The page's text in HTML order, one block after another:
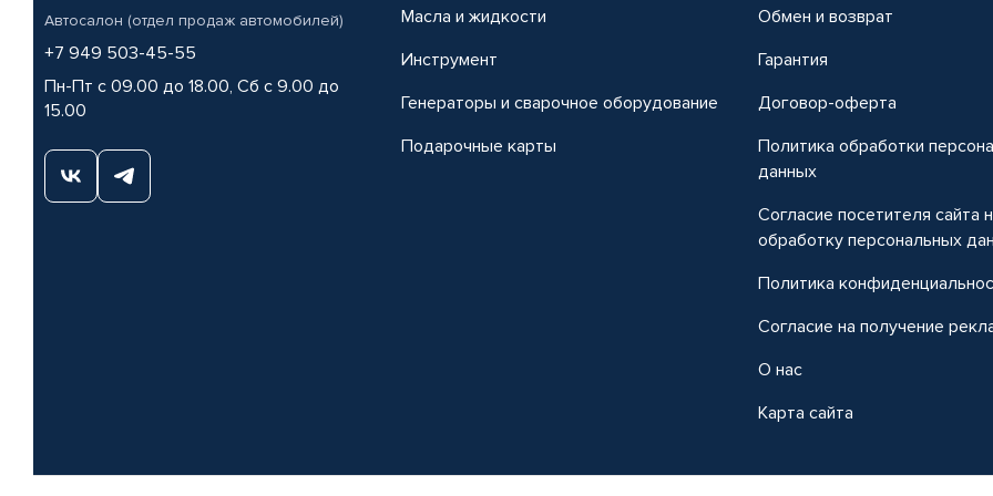
Автосалон (отдел продаж автомобилей)
+7 949 503-45-55
Пн-Пт с 09.00 до 18.00, Сб с 9.00 до
15.00
Масла и жидкости
Инструмент
Генераторы и сварочное оборудование
Подарочные карты
Обмен и возврат
Гарантия
Договор-оферта
Политика обработки
данных
Согласие посетителя сайта
обработку персональных
Политика
Согласие на получение
О нас
Карта сайта